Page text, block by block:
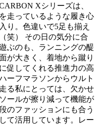
Xシリーズは、
走っているような履き心
り。色違いで5足も揃え
笑） その日の気分に合
ぶのも、ランニングの醍
が大きく、着地から蹴り
促してくれる推進力の高
ーフマラソンからウルト
る私にとっては、欠かせ
ールが擦り減って機能が
のファッションにも合う
て活用しています。レー